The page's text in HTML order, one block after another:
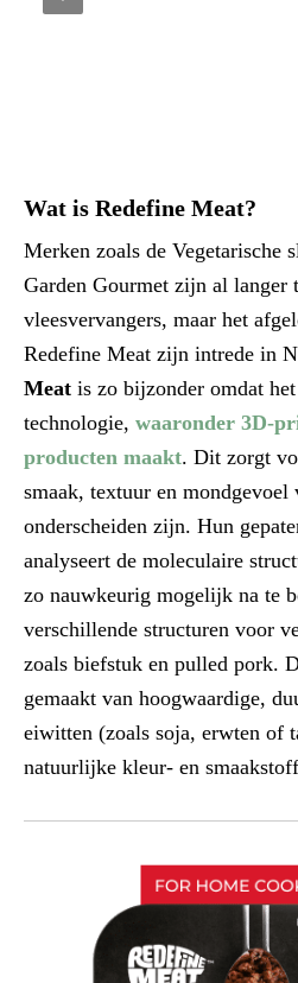
Wat is Redefine Meat?
Merken zoals de Vegetarische
Garden Gourmet zijn al langer
vleesvervangers, maar het
Redefine Meat zijn intrede in
Meat is zo bijzonder omdat
technologie, waaronder 3D-
producten maakt. Dit zorgt
smaak, textuur en
onderscheiden zijn. Hun
analyseert de moleculaire
zo nauwkeurig mogelijk na te
verschillende structuren voor
zoals biefstuk en pulled pork.
gemaakt van hoogwaardige,
eiwitten (zoals soja, erwten of
natuurlijke kleur- en